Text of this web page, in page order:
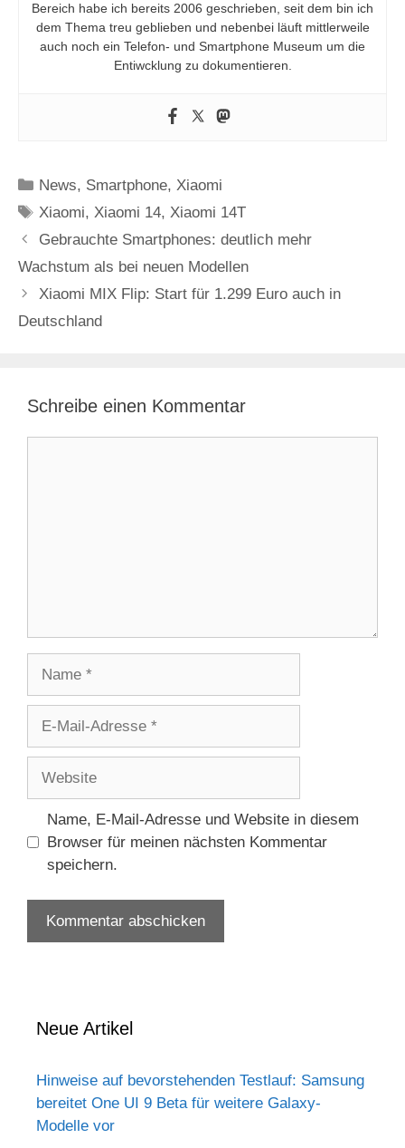
Bereich habe ich bereits 2006 geschrieben, seit dem bin ich
dem Thema treu geblieben und nebenbei läuft mittlerweile
auch noch ein Telefon- und Smartphone Museum um die
Entiwcklung zu dokumentieren.
Kategorien
News, Smartphone,Xiaomi
Schlagwörter
Xiaomi,Xiaomi 14,Xiaomi 14T
Gebrauchte Smartphones: deutlich mehr
Wachstum als bei neuen Modellen
Xiaomi MIX Flip: Start für 1.299 Euro auch in
Deutschland
Schreibe einen Kommentar
Adresse
Name, E-Mail-Adresse und Website in diesem
Browser für meinen nächsten Kommentar
speichern.
Neue Artikel
Hinweise auf bevorstehenden Testlauf: Samsung
bereitet One UI 9 Beta für weitere Galaxy-
Modelle vor